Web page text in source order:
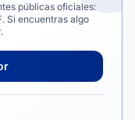
públicas oficiales:
Si encuentras algo